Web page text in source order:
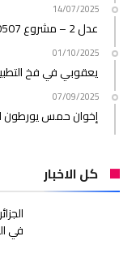
14/07/2025
عدل 2 – مشروع 10507 مسكن: الأشغال تتعثر والآجال تتبخر!
01/10/2025
يعقوبي في فخ
07/09/2025
إخوان حمس يورطون
كل الاخبار
في